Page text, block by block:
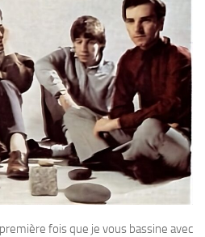
fois que je vous bassine avec